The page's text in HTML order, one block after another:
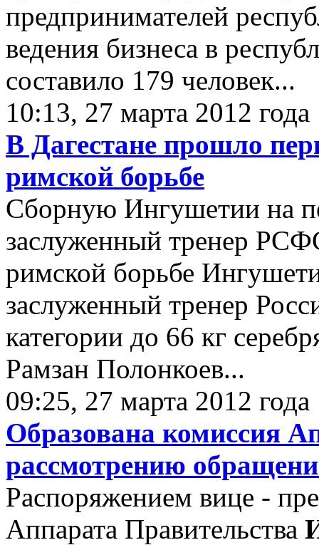
предпринимателей
ведения бизнеса в
составило 179 человек...
10:13, 27 марта 2012 года
В Дагестане прошло
римской борьбе
Сборную Ингушетии на
заслуженный тренер
римской борьбе
заслуженный тренер
категории до 66 кг
Рамзан Полонкоев...
09:25, 27 марта 2012 года
Образована комиссия
рассмотрению
Распоряжением вице -
Аппарата Правительства